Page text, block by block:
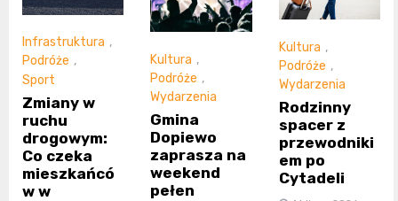
Infrastruktura ,
Podróże ,
Sport
Zmiany w
ruchu
drogowym:
Co czeka
mieszkańcó
w w
Kultura ,
Podróże ,
Wydarzenia
Gmina
Dopiewo
zaprasza na
weekend
pełen
Kultura ,
Podróże ,
Wydarzenia
Rodzinny
spacer z
przewodniki
em po
Cytadeli